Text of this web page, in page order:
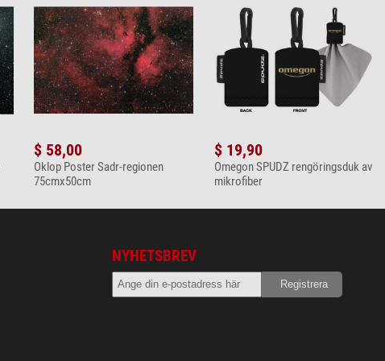
$ 58,00
Oklop Poster Sadr-regionen
75cmx50cm
$ 19,90
Omegon SPUDZ rengöringsduk av
mikrofiber
NYHETSBREV